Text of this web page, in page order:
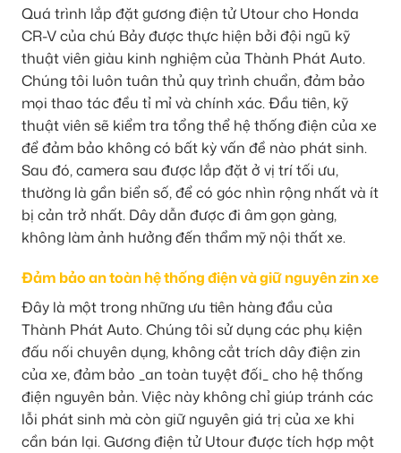
Quá trình lắp đặt gương điện tử Utour cho Honda
CR-V của chú Bảy được thực hiện bởi đội ngũ kỹ
thuật viên giàu kinh nghiệm của Thành Phát Auto.
Chúng tôi luôn tuân thủ quy trình chuẩn, đảm bảo
mọi thao tác đều tỉ mỉ và chính xác. Đầu tiên, kỹ
thuật viên sẽ kiểm tra tổng thể hệ thống điện của xe
để đảm bảo không có bất kỳ vấn đề nào phát sinh.
Sau đó, camera sau được lắp đặt ở vị trí tối ưu,
thường là gần biển số, để có góc nhìn rộng nhất và ít
bị cản trở nhất. Dây dẫn được đi âm gọn gàng,
không làm ảnh hưởng đến thẩm mỹ nội thất xe.
Đảm bảo an toàn hệ thống điện và giữ nguyên zin xe
Đây là một trong những ưu tiên hàng đầu của
Thành Phát Auto. Chúng tôi sử dụng các phụ kiện
đấu nối chuyên dụng, không cắt trích dây điện zin
của xe, đảm bảo _an toàn tuyệt đối_ cho hệ thống
điện nguyên bản. Việc này không chỉ giúp tránh các
lỗi phát sinh mà còn giữ nguyên giá trị của xe khi
cần bán lại. Gương điện tử Utour được tích hợp một